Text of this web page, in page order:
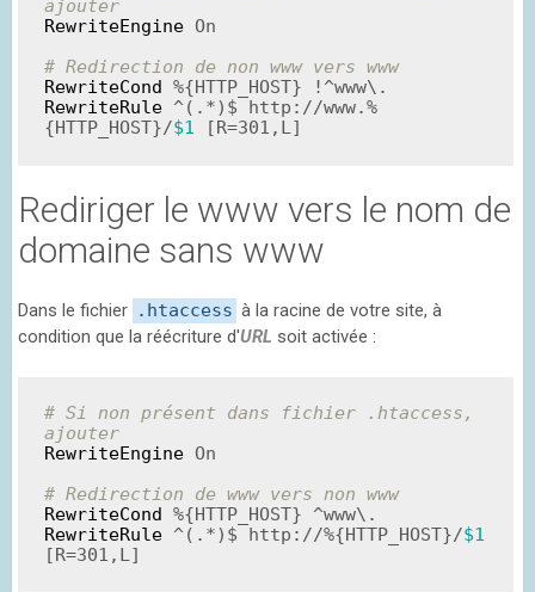
ajouter
RewriteEngine On
# Redirection de non www vers www
RewriteCond %{HTTP_HOST}
RewriteRule ^(.*)$ http://www.%
{HTTP_HOST}/$1 [R=301,L]
Rediriger le www vers le nom de
domaine sans www
Dans le fichier .htaccess à la racine de votre site, à
condition que la réécriture d'URL soit activée :
# Si non présent dans fichier .htaccess,
ajouter
RewriteEngine On
# Redirection de www vers non www
RewriteCond %{HTTP_HOST}
RewriteRule ^(.*)$ http://%{HTTP_HOST}/$1
[R=301,L]